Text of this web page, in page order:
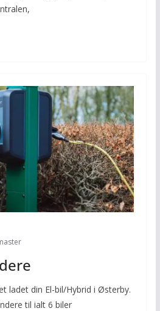
ladet din El-bil/Hybrid i Østerby.
til ialt 6 biler